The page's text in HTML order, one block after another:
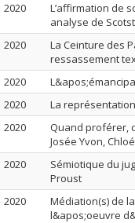
2020
L’affirmation de
analyse de
2020
La Ceinture des
ressassement
2020
2020
La
2020
Quand proférer,
Josée Yvon,
2020
Sémiotique du
Proust
2020
Médiation(s) de
l&apos;oeuvre